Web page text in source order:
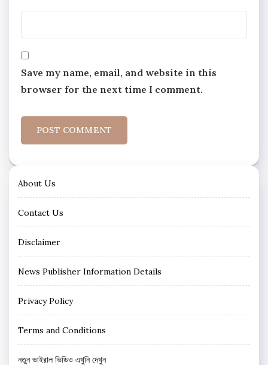
Save my name, email, and website in this
browser for the next time I comment.
About Us
Contact Us
Disclaimer
News Publisher Information Details
Privacy Policy
Terms and Conditions
নতুন ভাইরাল ভিডিও এখুনি দেখুন